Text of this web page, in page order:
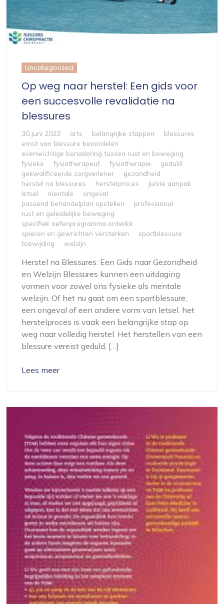
Uncategorized
Op weg naar herstel: Een gids voor
een succesvolle revalidatie na
blessures
30 juni 2023 arts belangrijke stappen
blessures
ernst van blessure beoordelen
evenwichtige benadering tussen rust en beweging
fysieke
fysiotherapeut fysiotherapie
geduld
gekwalificeerde zorgverlener
gezondheid
herstel na blessures
herstelproces
juiste aanpak
letsel
mentale
ongeval
passend behandelplan opstellen
professional
rust en geleidelijke beweging
specifiek oefenprogramma ontwikk
spieren en gewrichten versterken
sportblessure
toewijding
welzijn
Herstel na Blessures: Een Gids naar Gezondheid
en Welzijn Blessures kunnen een uitdaging
vormen voor zowel ons fysieke als mentale
welzijn. Of het nu gaat om een sportblessure,
een ongeval of een andere vorm van letsel, het
herstelproces is vaak een belangrijke stap op
weg naar volledig herstel. Het herstellen van een
blessure vereist geduld, […]
Lees meer